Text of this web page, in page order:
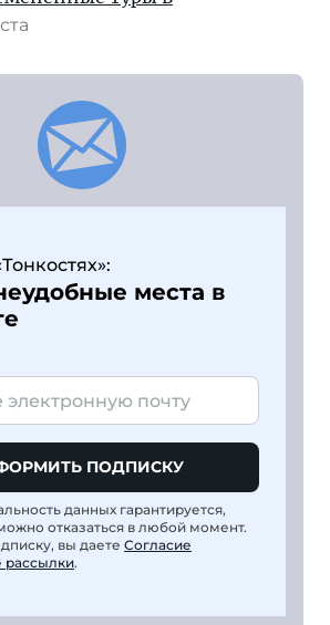
места в
ПОДПИСКУ
данных гарантируется,
отказаться в любой момент.
вы даете Согласие
рассылки.